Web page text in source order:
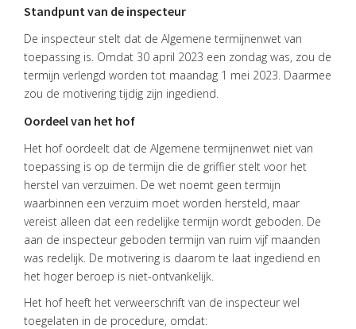
TEAM
ACTUEEL
Standpunt van de inspecteur
De inspecteur stelt dat de Algemene termijnenwet van
toepassing is. Omdat 30 april 2023 een zondag was, zou de
termijn verlengd worden tot maandag 1 mei 2023. Daarmee
zou de motivering tijdig zijn ingediend.
Oordeel van het hof
Het hof oordeelt dat de Algemene termijnenwet niet van
toepassing is op de termijn die de griffier stelt voor het
herstel van verzuimen. De wet noemt geen termijn
waarbinnen een verzuim moet worden hersteld, maar
vereist alleen dat een redelijke termijn wordt geboden. De
aan de inspecteur geboden termijn van ruim vijf maanden
was redelijk. De motivering is daarom te laat ingediend en
het hoger beroep is niet-ontvankelijk.
Het hof heeft het verweerschrift van de inspecteur wel
toegelaten in de procedure, omdat: